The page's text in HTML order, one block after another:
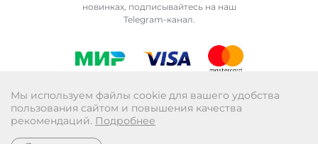
Возврат
Политика обработки персональных данных
новинках, подписывайтесь на наш
Telegram-канал.
Мы используем файлы cookie для вашего удобства
пользования сайтом и повышения качества
рекомендаций. Подробнее